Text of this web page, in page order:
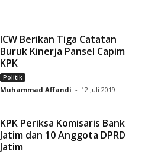
ICW Berikan Tiga Catatan
Buruk Kinerja Pansel Capim
KPK
Politik
Muhammad Affandi - 12 Juli 2019
KPK Periksa Komisaris Bank
Jatim dan 10 Anggota DPRD
Jatim